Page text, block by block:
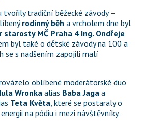
rodinný běh
starosty MČ Praha 4 Ing. Ondřeje
byl také o dětské závody na 100 a
se s nadšením zapojili malí
oblíbené moderátorské duo
Wronka alias Baba Jaga
Teta Květa, které se postaraly o
na pódiu i mezi návštěvníky.